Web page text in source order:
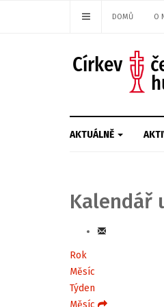
DOMŮ O
AKTUÁLNĚ
Kalendář
Rok
Měsíc
Týden
Měsíc